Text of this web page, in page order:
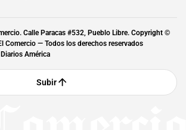
Calle Paracas #532, Pueblo Libre. Copyright ©
Comercio — Todos los derechos reservados
América
Subir